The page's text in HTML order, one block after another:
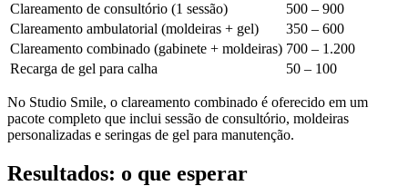
Clareamento de consultório (1 sessão)
500 – 900
Clareamento ambulatorial (moldeiras + gel)
350 – 600
Clareamento combinado (gabinete + moldeiras) 700 – 1.200
Recarga de gel para calha
50 – 100
No Studio Smile, o clareamento combinado é oferecido em um
pacote completo que inclui sessão de consultório, moldeiras
personalizadas e seringas de gel para manutenção.
Resultados: o que esperar